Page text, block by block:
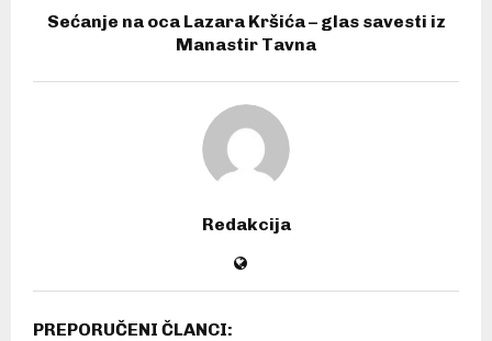
Sećanje na oca Lazara Kršića – glas savesti iz
Manastir Tavna
Redakcija
PREPORUČENI ČLANCI: